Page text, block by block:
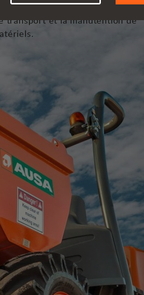
d’engins industriels compacts
transport et la manutention de